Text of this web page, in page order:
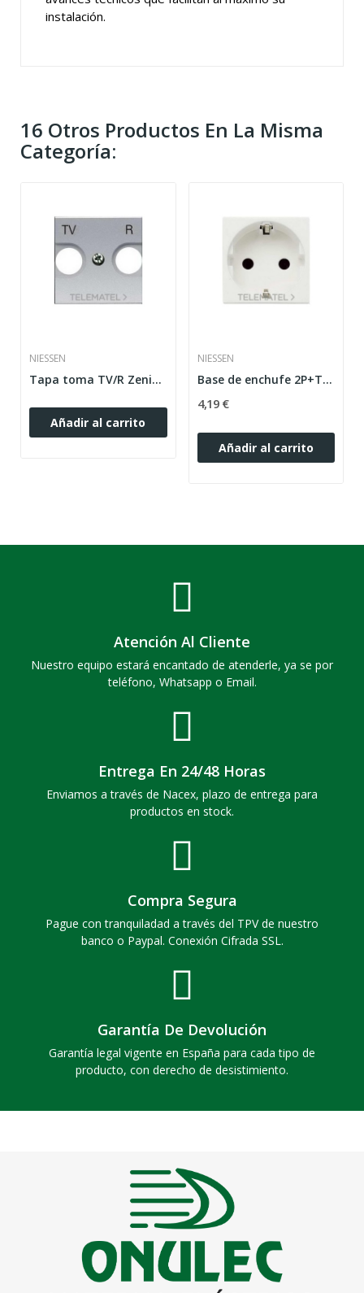
instalación.
16 Otros Productos En La Misma
Categoría:
NIESSEN
Tapa toma TV/R Zenit plata
Añadir al carrito
NIESSEN
Base de enchufe 2P+T lateral Schuko Zenit blanco
4,19 €
Añadir al carrito
Atención Al Cliente
Nuestro equipo estará encantado de atenderle, ya se por
teléfono, Whatsapp o Email.
Entrega En 24/48 Horas
Enviamos a través de Nacex, plazo de entrega para
productos en stock.
Compra Segura
Pague con tranquiladad a través del TPV de nuestro
banco o Paypal. Conexión Cifrada SSL.
Garantía De Devolución
Garantía legal vigente en España para cada tipo de
producto, con derecho de desistimiento.